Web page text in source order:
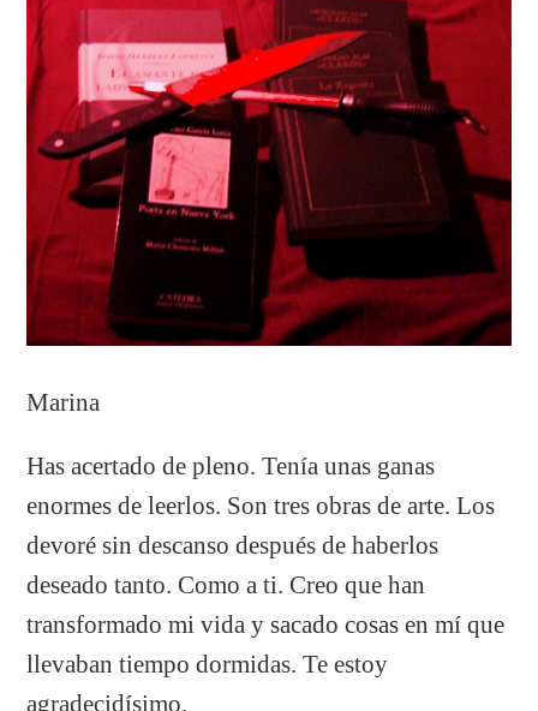
Marina
Has acertado de pleno. Tenía unas ganas
enormes de leerlos. Son tres obras de arte. Los
devoré sin descanso después de haberlos
deseado tanto. Como a ti. Creo que han
transformado mi vida y sacado cosas en mí que
llevaban tiempo dormidas. Te estoy
agradecidísimo.